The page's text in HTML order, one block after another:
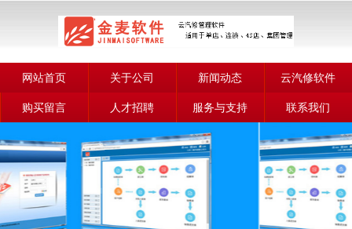
网站首页 关于公司 新闻动态 云汽修软件
购买留言 人才招聘 服务与支持 联系我们